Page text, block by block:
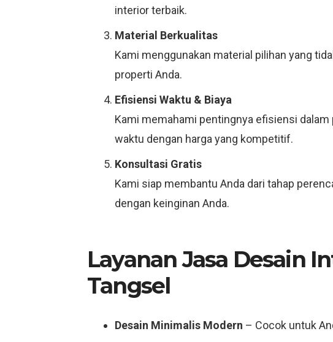
interior terbaik.
Material Berkualitas
Kami menggunakan material pilihan yang
properti Anda.
Efisiensi Waktu & Biaya
Kami memahami pentingnya efisiensi
waktu dengan harga yang kompetitif.
Konsultasi Gratis
Kami siap membantu Anda dari tahap
dengan keinginan Anda.
Layanan Jasa Desain
Tangsel
Desain Minimalis Modern – Cocok untuk